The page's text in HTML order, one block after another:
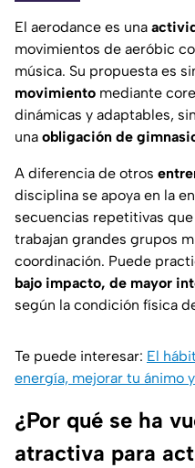
El aerodance es una
movimientos de aeróbic
música. Su propuesta es
movimiento mediante
dinámicas y adaptables,
una obligación de
A diferencia de otros
disciplina se apoya en la
secuencias repetitivas que
trabajan grandes grupos
coordinación. Puede
bajo impacto, de mayor
según la condición física
Te puede interesar: El
energía, mejorar tu ánimo
¿Por qué se ha
atractiva para